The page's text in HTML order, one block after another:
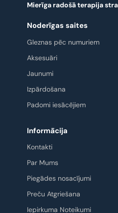
Mierīga radošā terapija
Noderīgas saites
Gleznas pēc numuriem
Aksesuāri
Jaunumi
Izpārdošana
Padomi iesācējiem
Informācija
Kontakti
Par Mums
Piegādes nosacījumi
Preču Atgriešana
Iepirkuma Noteikumi